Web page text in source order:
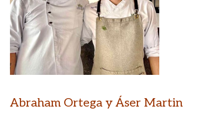
Abraham Ortega y Áser Martin